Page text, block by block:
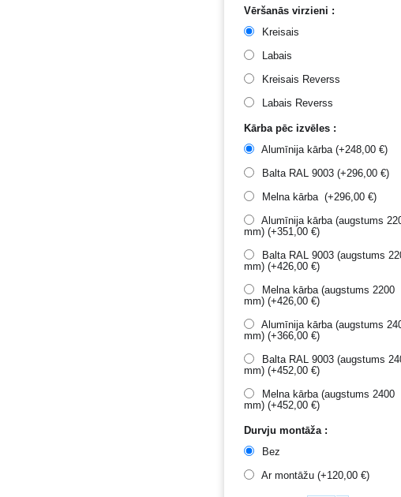
Vēršanās virzieni :
Kreisais
Labais
Kreisais Reverss
Labais Reverss
Kārba pēc izvēles :
Alumīnija kārba (+248,00 €)
Balta RAL 9003 (+296,00 €)
Melna kārba (+296,00 €)
Alumīnija kārba (augstums
mm) (+351,00 €)
Balta RAL 9003 (augstums
mm) (+426,00 €)
Melna kārba (augstums 2200
mm) (+426,00 €)
Alumīnija kārba (augstums
mm) (+366,00 €)
Balta RAL 9003 (augstums
mm) (+452,00 €)
Melna kārba (augstums 2400
mm) (+452,00 €)
Durvju montāža :
Bez
Ar montāžu (+120,00 €)